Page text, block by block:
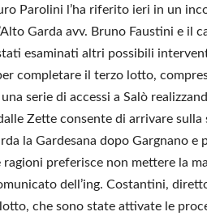
Parolini l’ha riferito ieri in un
Garda avv. Bruno Faustini e il
esaminati altri possibili
completare il terzo lotto,
serie di accessi a Salò
Zette consente di arrivare
la Gardesana dopo Gargnano e
preferisce non mettere la
dell’ing. Costantini,
che sono state attivate le